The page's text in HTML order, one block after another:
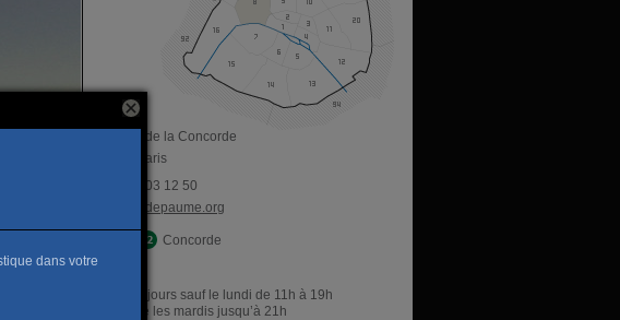
1, place de la Concorde
75008 Paris
T. 01 47 03 12 50
www.jeudepaume.org
Concorde
Tous les jours sauf le lundi de 11h à 19h
Nocturne les mardis jusqu’à 21h